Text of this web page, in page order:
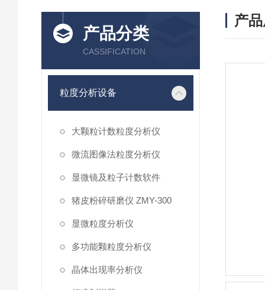
产品分类
CASSIFICATION
粒度分析设备
大颗粒计数粒度分析仪
微流图像法粒度分析仪
显微镜及粒子计数软件
猪皮粉碎研磨仪 ZMY-300
显微粒度分析仪
多功能颗粒度分析仪
晶体出现率分析仪
产